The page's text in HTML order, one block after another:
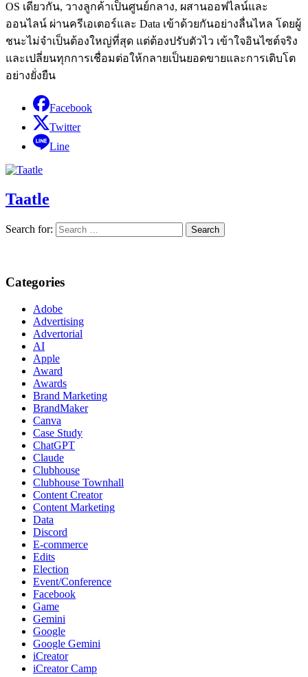
OS เดียวกัน, วางลูกค้าเป็นศูนย์กลาง, ผสานออฟไลน์และ
ออนไลน์ ผ่านครีเอเตอร์และ Data เข้าด้วยกันอย่างลื่นไหล โดยผู้
ชนะไม่จำเป็นต้องใหญ่ที่สุด แต่ต้องปรับตัวไว เข้าใจอินไซต์จริง
และเปลี่ยนทุกการเชื่อมต่อให้กลายเป็นยอดขายและการเติบโต
อย่างยั่งยืน
Facebook
Twitter
Line
Taatle
Search for:
Categories
Adobe
Advertising
Advertorial
AI
Apple
Award
Awards
Brand Marketing
BrandMaker
Canva
Case Study
ChatGPT
Claude
Clubhouse
Clubhouse Townhall
Content Creator
Content Marketing
Data
Discord
E-commerce
Edits
Election
Event/Conference
Facebook
Game
Gemini
Google
Google Gemini
iCreator
iCreator Camp